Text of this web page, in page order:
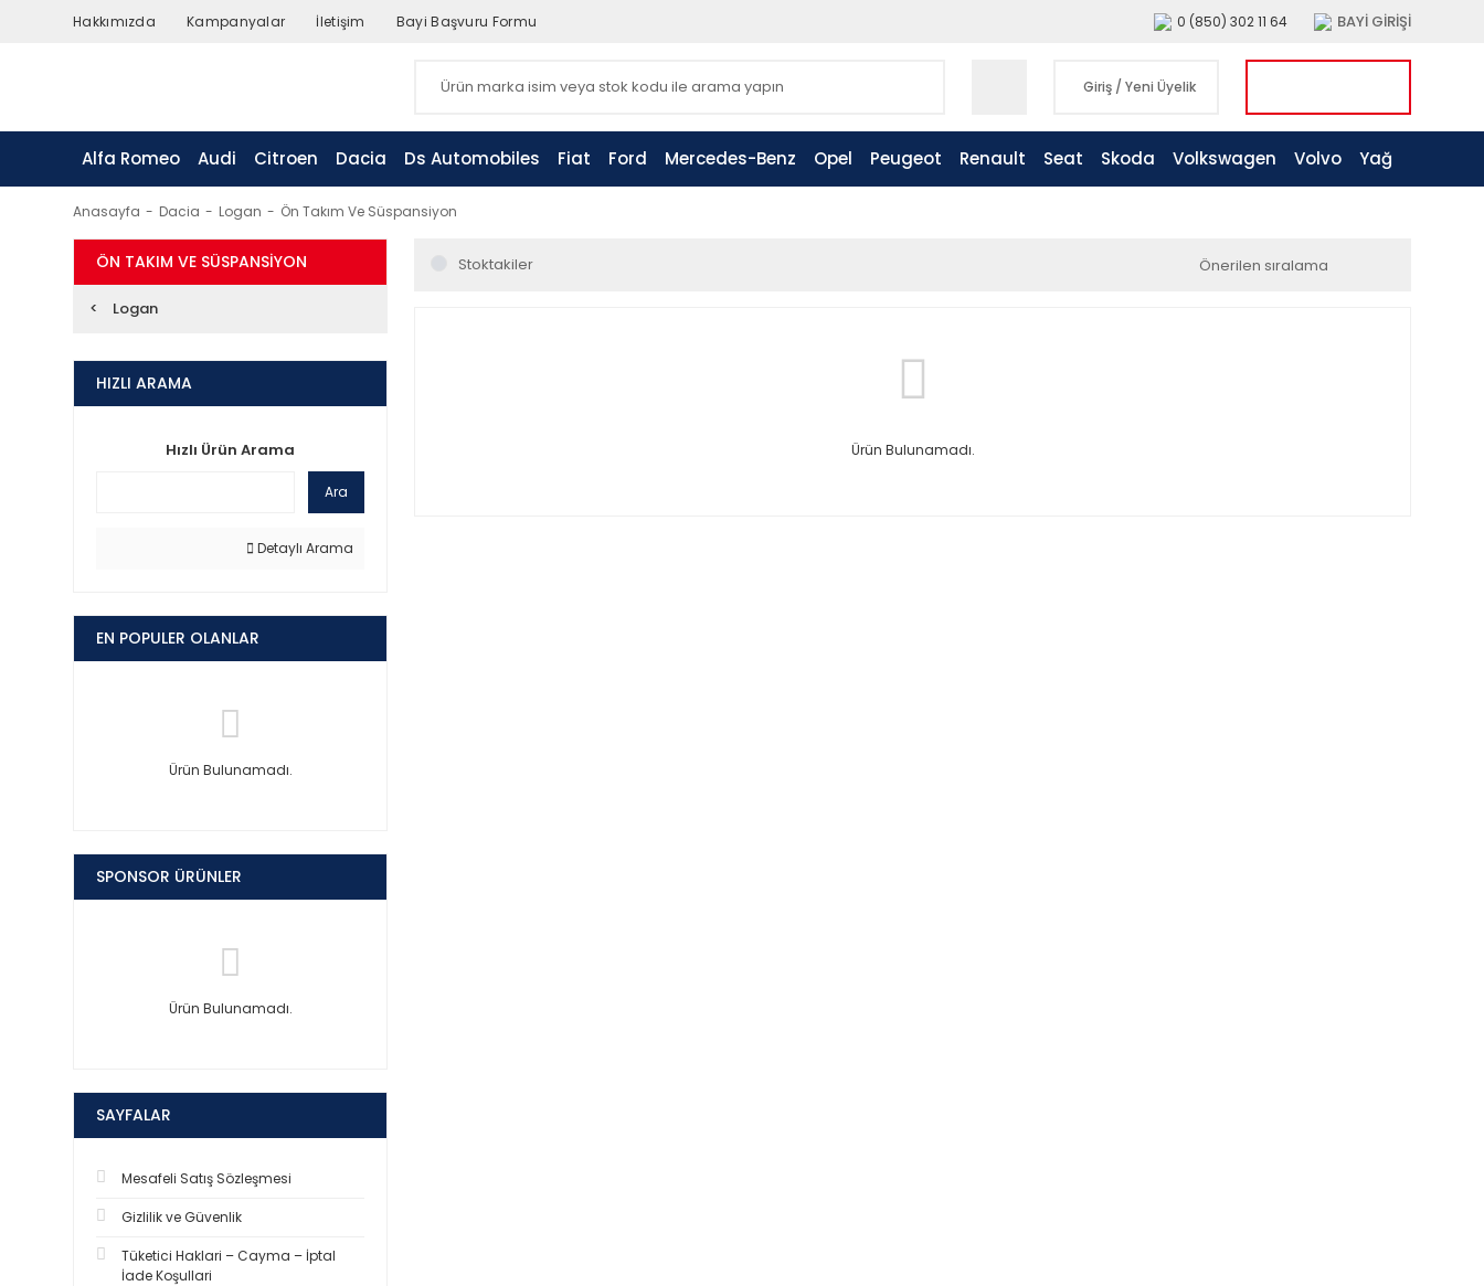
Hakkımızda Kampanyalar İletişim Bayi Başvuru Formu 0 (850) 302 11 64 BAYİ GİRİŞİ
Giriş / Yeni Üyelik
Alfa Romeo Audi Citroen Dacia Ds Automobiles Fiat Ford Mercedes-Benz Opel Peugeot Renault Seat Skoda Volkswagen Volvo Yağ
Anasayfa Dacia Logan Ön Takım Ve Süspansiyon
ÖN TAKIM VE SÜSPANSIYON
Logan
HIZLI ARAMA
Hızlı Ürün Arama
Ara
Detaylı Arama
EN POPULER OLANLAR
Ürün Bulunamadı.
SPONSOR ÜRÜNLER
Ürün Bulunamadı.
SAYFALAR
Mesafeli Satış Sözleşmesi
Gizlilik ve Güvenlik
Tüketici Haklari – Cayma – İptal
İade Koşullari
Stoktakiler
Ürün Bulunamadı.